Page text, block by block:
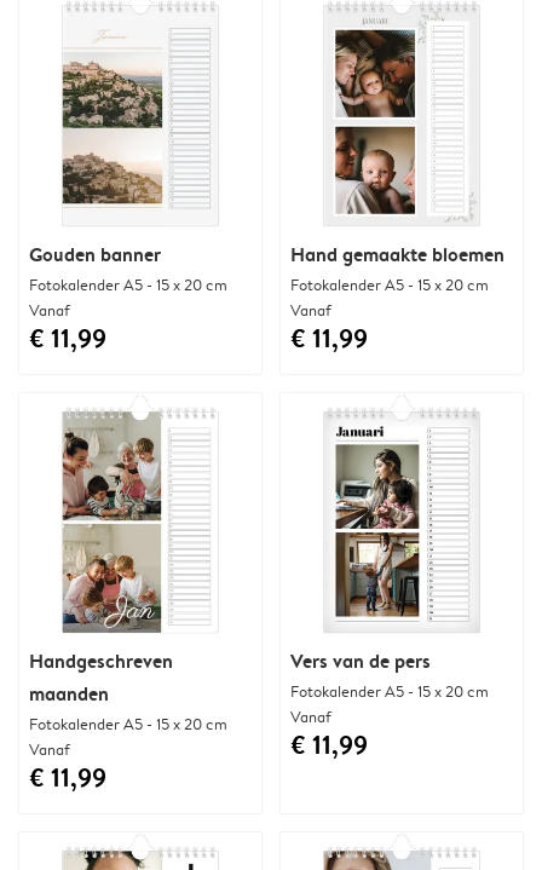
Gouden banner
Fotokalender A5 - 15 x 20 cm
Vanaf
€ 11,99
Hand gemaakte bloemen
Fotokalender A5 - 15 x 20 cm
Vanaf
€ 11,99
Handgeschreven
maanden
Fotokalender A5 - 15 x 20 cm
Vanaf
€ 11,99
Vers van de pers
Fotokalender A5 - 15 x 20 cm
Vanaf
€ 11,99